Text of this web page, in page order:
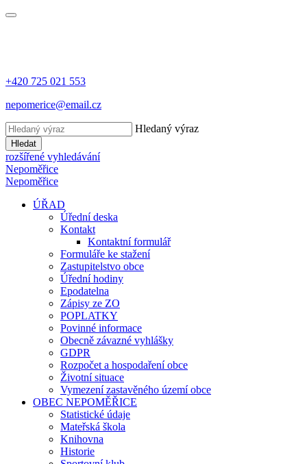
+420 725 021 553
nepomerice@email.cz
Hledaný výraz
Hledat
rozšířené vyhledávání
Nepoměřice
Nepoměřice
ÚŘAD
Úřední deska
Kontakt
Kontaktní formulář
Formuláře ke stažení
Zastupitelstvo obce
Úřední hodiny
Epodatelna
Zápisy ze ZO
POPLATKY
Povinné informace
Obecně závazné vyhlášky
GDPR
Rozpočet a hospodaření obce
Životní situace
Vymezení zastavěného území obce
OBEC NEPOMĚŘICE
Statistické údaje
Mateřská škola
Knihovna
Historie